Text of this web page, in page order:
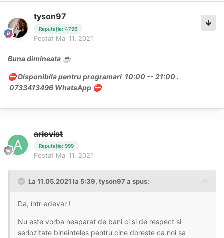
tyson97
Reputație: 4796
Postat Mai 11, 2021
Buna dimineata ☕
⛔️Disponibilapentru programari 10:00 -- 21:00 .
0733413496 WhatsApp ⛔
ariovist
Reputație: 999
Postat Mai 11, 2021
La 11.05.2021 la 5:39, tyson97 a spus:
Da, într-adevar !
Nu este vorba neaparat de bani ci si de respect si
seriozitate bineinteles pentru cine doreste ca noi sa